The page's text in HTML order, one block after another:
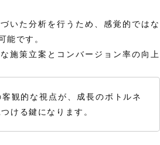
いた分析を行うため、感覚的ではな
能です。
施策立案とコンバージョン率の向上
観的な視点が、成長のボトルネ
ける鍵になります。